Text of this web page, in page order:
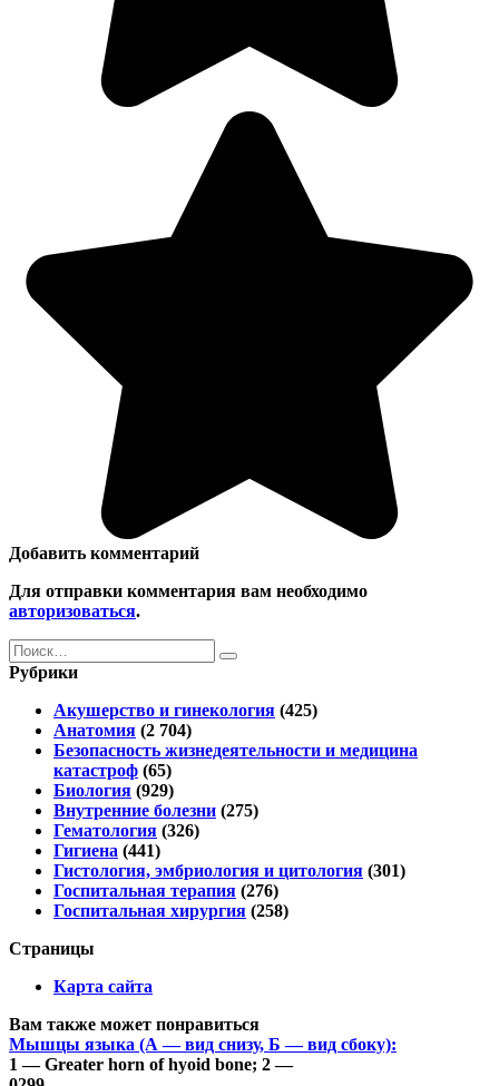
Добавить комментарий
Для отправки комментария вам необходимо
авторизоваться.
Search
for:
Рубрики
Акушерство и гинекология (425)
Анатомия (2 704)
Безопасность жизнедеятельности и медицина
катастроф (65)
Биология (929)
Внутренние болезни (275)
Гематология (326)
Гигиена (441)
Гистология, эмбриология и цитология (301)
Госпитальная терапия (276)
Госпитальная хирургия (258)
Страницы
Карта сайта
Вам также может понравиться
Мышцы языка (А — вид снизу, Б — вид сбоку):
1 — Greater horn of hyoid bone; 2 —